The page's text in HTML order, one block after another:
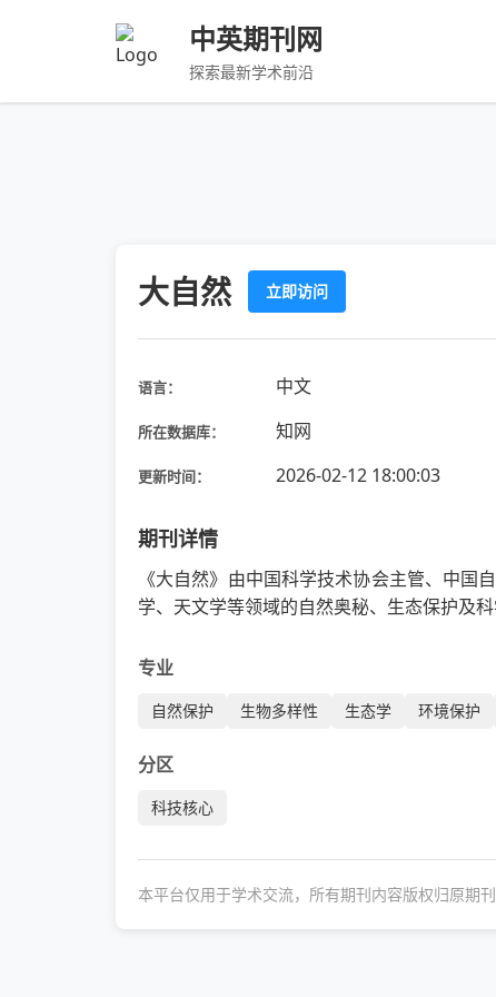
中英期刊网
探索最新学术前沿
大自然 立即访问
语言： 中文
所在数据库： 知网
更新时间： 2026-02-12 18:00:03
期刊详情
《大自然》由中国科学技术协会主管、中
学、天文学等领域的自然奥秘、生态保护及
专业
自然保护 生物多样性 生态学 环境保护
分区
科技核心
本平台仅用于学术交流，所有期刊内容版权归原期